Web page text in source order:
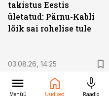
takistus Eestis
ületatud: Pärnu-Kabli
lõik sai rohelise tule
03.08.26, 14:25
Uut juhti otsiv Via 3L
ärikasum kosus, aga
Menüü Uudised Raadio